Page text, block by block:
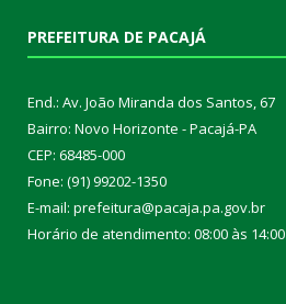
PREFEITURA DE PACAJÁ
End.: Av. João Miranda dos Santos, 67
Bairro: Novo Horizonte - Pacajá-PA
CEP: 68485-000
Fone: (91) 99202-1350
E-mail: prefeitura@pacaja.pa.gov.br
Horário de atendimento: 08:00 às 14:00